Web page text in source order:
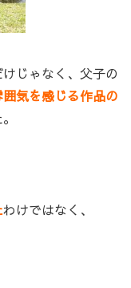
じゃなく、父子の
囲気を感じる作品の
わけではなく、